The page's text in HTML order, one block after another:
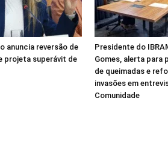
anuncia reversão de
projeta superávit de
Presidente do
Gomes, alerta
de queimadas e
invasões em
Comunidade